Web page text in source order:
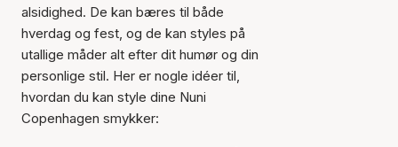
alsidighed. De kan bæres til både
hverdag og fest, og de kan styles på
utallige måder alt efter dit humør og din
personlige stil. Her er nogle idéer til,
hvordan du kan style dine Nuni
Copenhagen smykker: